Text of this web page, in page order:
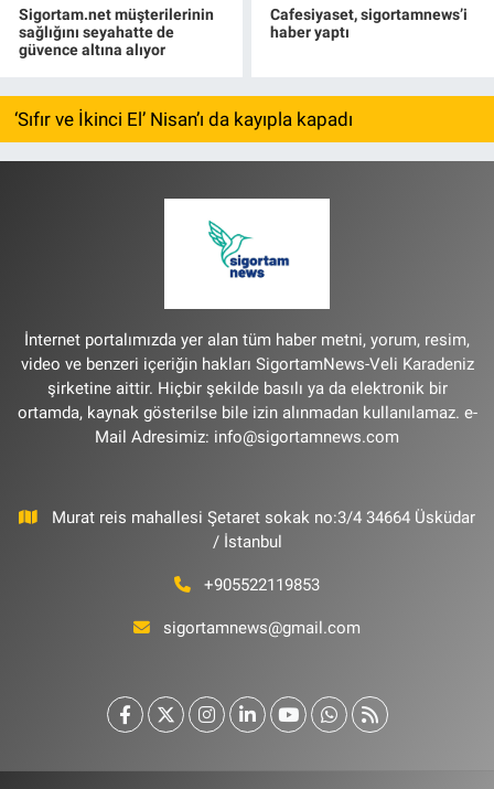
Sigortam.net müşterilerinin
sağlığını seyahatte de
güvence altına alıyor
Cafesiyaset, sigortamnews’i
haber yaptı
‘Sıfır ve İkinci El’ Nisan’ı da kayıpla kapadı
İnternet portalımızda yer alan tüm haber metni, yorum, resim,
video ve benzeri içeriğin hakları SigortamNews-Veli Karadeniz
şirketine aittir. Hiçbir şekilde basılı ya da elektronik bir
ortamda, kaynak gösterilse bile izin alınmadan kullanılamaz. e-
Mail Adresimiz: info@sigortamnews.com
Murat reis mahallesi Şetaret sokak no:3/4 34664 Üsküdar
/ İstanbul
+905522119853
sigortamnews@gmail.com